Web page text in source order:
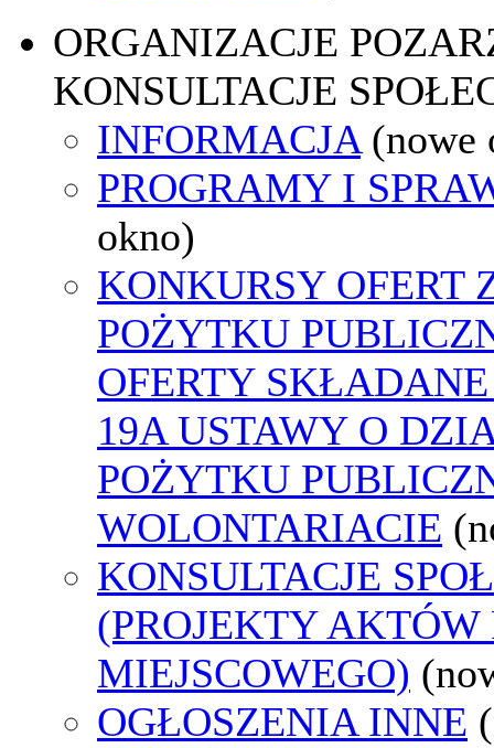
ORGANIZACJE
KONSULTACJE
INFORMACJA (nowe
PROGRAMY I
okno)
KONKURSY OFERT
POŻYTKU
OFERTY
19A USTAWY O
POŻYTKU
WOLONTARIACIE
KONSULTACJE
(PROJEKTY AKTÓW
MIEJSCOWEGO)
OGŁOSZENIA INNE